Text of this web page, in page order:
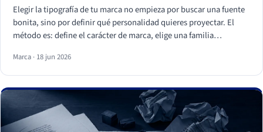
Elegir la tipografía de tu marca no empieza por buscar una fuente
bonita, sino por definir qué personalidad quieres proyectar. El
método es: define el carácter de marca, elige una familia
legibilidad en todos tus soportes, comprueba la licencia
comercial y asegúrate de ser distinto a tu competencia. La fuente
es lo último; la estrategia es lo primero.
Marca · 18 jun 2026